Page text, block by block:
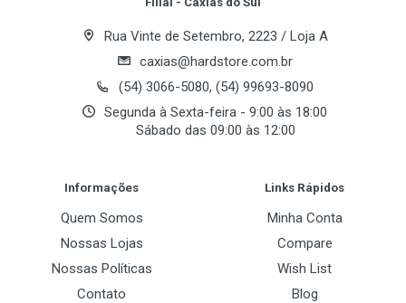
Rua Vinte de Setembro, 2223 / Loja A
caxias@hardstore.com.br
(54) 3066-5080, (54) 99693-8090
Segunda à Sexta-feira - 9:00 às 18:00
Sábado das 09:00 às 12:00
Informações
Quem Somos
Nossas Lojas
Nossas Políticas
Contato
Links Rápidos
Minha Conta
Compare
Wish List
Blog